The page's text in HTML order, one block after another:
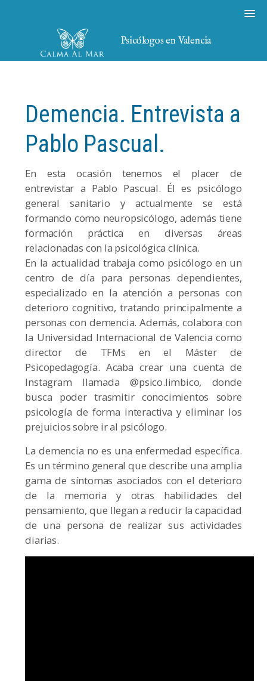
Psicólogos en Valencia
Demencia. Entrevista a
Pablo Pascual.
En esta ocasión tenemos el placer de
entrevistar a Pablo Pascual. Él es psicólogo
general sanitario y actualmente se está
formando como neuropsicólogo, además tiene
formación práctica en diversas áreas
relacionadas con la psicológica clínica.
En la actualidad trabaja como psicólogo en un
centro de día para personas dependientes,
especializado en la atención a personas con
deterioro cognitivo, tratando principalmente a
personas con demencia. Además, colabora con
la Universidad Internacional de Valencia como
director de TFMs en el Máster de
Psicopedagogía. Acaba crear una cuenta de
Instagram llamada @psico.limbico, donde
busca poder trasmitir conocimientos sobre
psicología de forma interactiva y eliminar los
prejuicios sobre ir al psicólogo.
La demencia no es una enfermedad específica.
Es un término general que describe una amplia
gama de síntomas asociados con el deterioro
de la memoria y otras habilidades del
pensamiento, que llegan a reducir la capacidad
de una persona de realizar sus actividades
diarias.